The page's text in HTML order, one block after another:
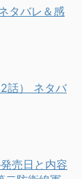
タバレ＆感
話） ネタバ
売日と内容